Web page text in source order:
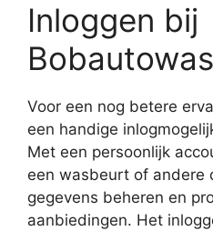
Inloggen bij
Bobautowas
Voor een nog betere
een handige
Met een persoonlijk
een wasbeurt of andere
gegevens beheren en
aanbiedingen. Het